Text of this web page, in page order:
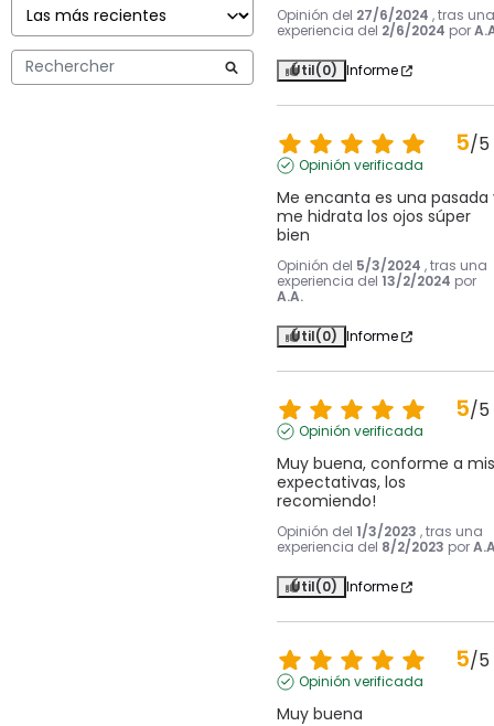
Opinión del 27/6/2024 , tras una
experiencia del 2/6/2024 por
Útil(0) Informe
5/5
Opinión verificada
Me encanta es una pasada
me hidrata los ojos súper
bien
Opinión del 5/3/2024 , tras una
experiencia del 13/2/2024 por
A.A.
Útil(0) Informe
5/5
Opinión verificada
Muy buena, conforme a mis
expectativas, los
recomiendo!
Opinión del 1/3/2023 , tras una
experiencia del 8/2/2023 por
Útil(0) Informe
5/5
Opinión verificada
Muy buena